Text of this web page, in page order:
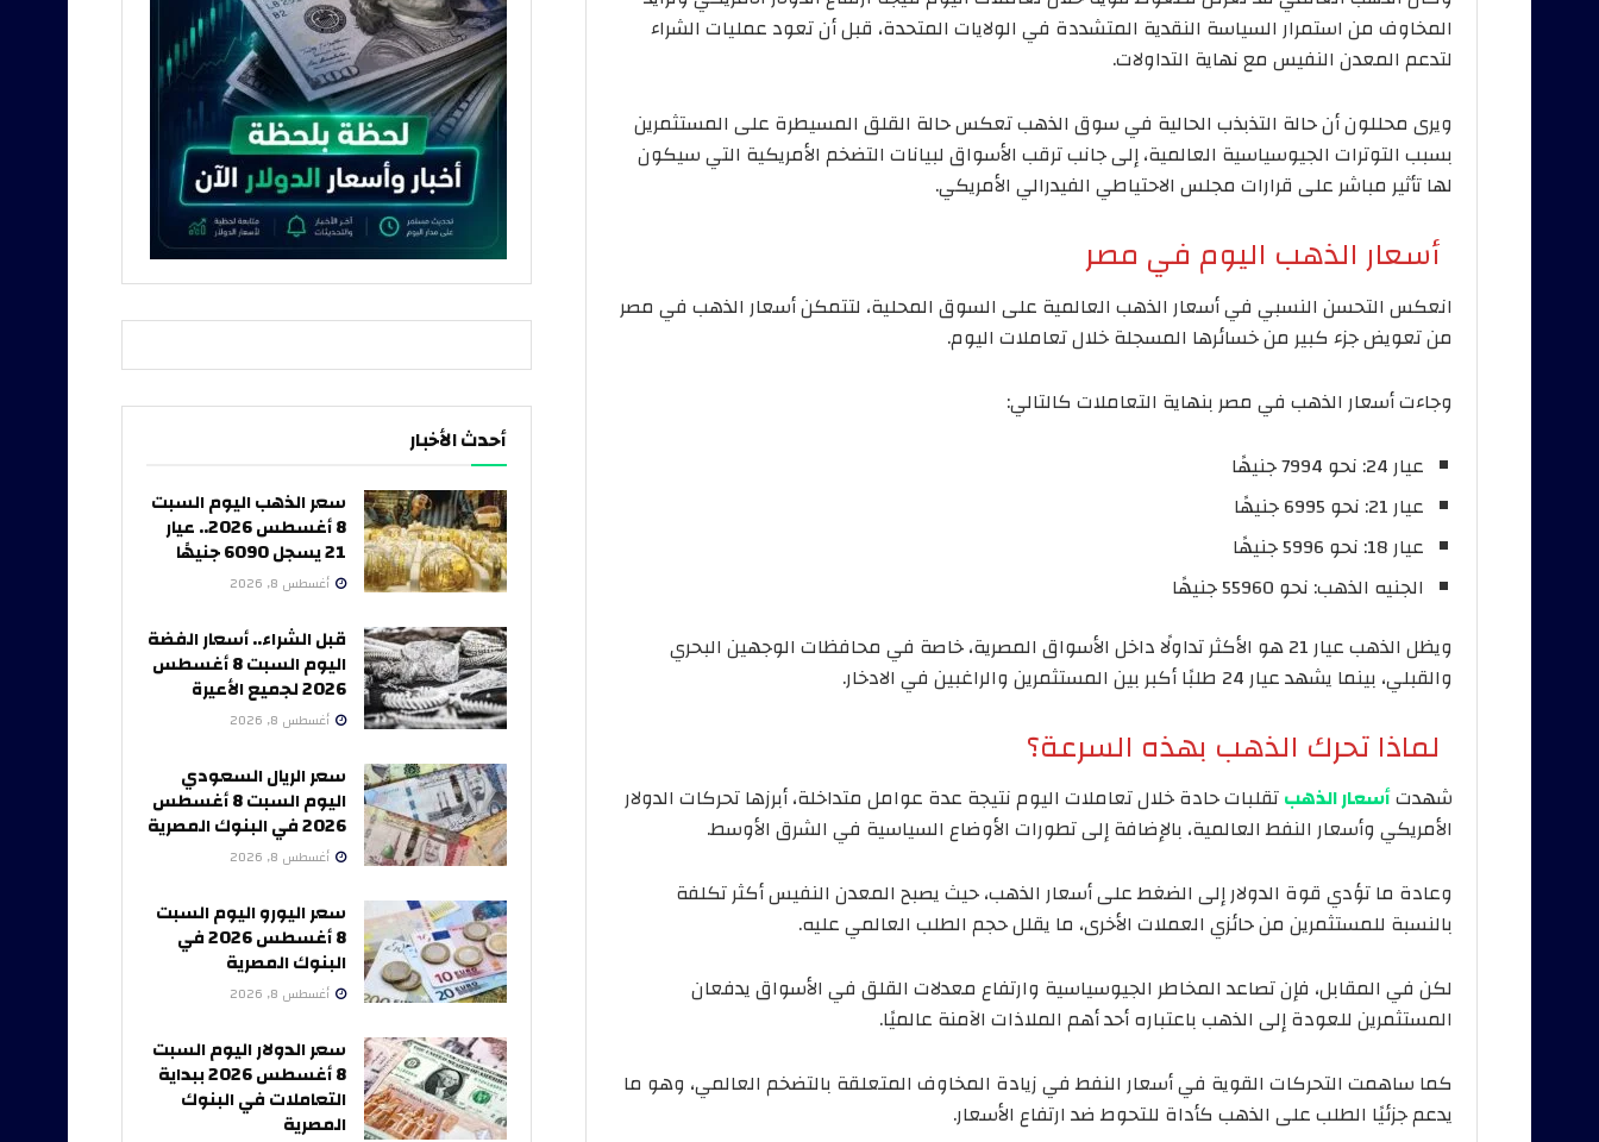
المخاوف من استمرار السياسة النقدية المتشددة في الولايات المتحدة، قبل أن تعود عمليات الشراء
لتدعم المعدن النفيس مع نهاية التداولات.
ويرى محللون أن حالة التذبذب الحالية في سوق الذهب تعكس حالة القلق المسيطرة على المستثمرين
بسبب التوترات الجيوسياسية العالمية، إلى جانب ترقب الأسواق لبيانات التضخم الأمريكية التي سيكون
لها تأثير مباشر على قرارات مجلس الاحتياطي الفيدرالي الأمريكي.
أسعار الذهب اليوم في مصر
انعكس التحسن النسبي في أسعار الذهب العالمية على السوق المحلية، لتتمكن أسعار الذهب في مصر
من تعويض جزء كبير من خسائرها المسجلة خلال تعاملات اليوم.
وجاءت أسعار الذهب في مصر بنهاية التعاملات كالتالي:
عيار 24: نحو 7994 جنيهًا
عيار 21: نحو 6995 جنيهًا
عيار 18: نحو 5996 جنيهًا
الجنيه الذهب: نحو 55960 جنيهًا
ويظل الذهب عيار 21 هو الأكثر تداولًا داخل الأسواق المصرية، خاصة في محافظات الوجهين البحري
والقبلي، بينما يشهد عيار 24 طلبًا أكبر بين المستثمرين والراغبين في الادخار.
لماذا تحرك الذهب بهذه السرعة؟
شهدتأسعار الذهبتقلبات حادة خلال تعاملات اليوم نتيجة عدة عوامل متداخلة، أبرزها تحركات الدولار
الأمريكي وأسعار النفط العالمية، بالإضافة إلى تطورات الأوضاع السياسية في الشرق الأوسط.
وعادة ما تؤدي قوة الدولار إلى الضغط على أسعار الذهب، حيث يصبح المعدن النفيس أكثر تكلفة
بالنسبة للمستثمرين من حائزي العملات الأخرى، ما يقلل حجم الطلب العالمي عليه.
لكن في المقابل، فإن تصاعد المخاطر الجيوسياسية وارتفاع معدلات القلق في الأسواق يدفعان
المستثمرين للعودة إلى الذهب باعتباره أحد أهم الملاذات الآمنة عالميًا.
كما ساهمت التحركات القوية في أسعار النفط في زيادة المخاوف المتعلقة بالتضخم العالمي، وهو ما
يدعم جزئيًا الطلب على الذهب كأداة للتحوط ضد ارتفاع الأسعار.
أحدث الأخبار
سعر الذهب اليوم السبت
8 أغسطس 2026.. عيار
21 يسجل 6090 جنيهًا
أغسطس 8, 2026
قبل الشراء.. أسعار الفضة
اليوم السبت 8 أغسطس
2026 لجميع الأعيرة
أغسطس 8, 2026
سعر الريال السعودي
اليوم السبت 8 أغسطس
2026 في البنوك المصرية
أغسطس 8, 2026
سعر اليورو اليوم السبت
8 أغسطس 2026 في
البنوك المصرية
أغسطس 8, 2026
سعر الدولار اليوم السبت
8 أغسطس 2026 ببداية
التعاملات في البنوك
المصرية